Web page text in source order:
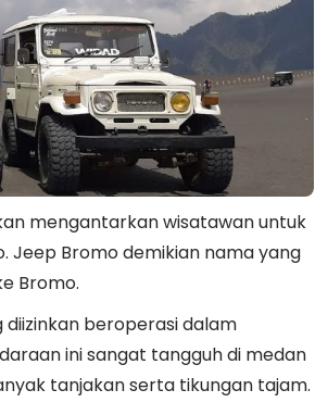
mengantarkan wisatawan untuk
Jeep Bromo demikian nama yang
Bromo.
beroperasi dalam
ini sangat tangguh di medan
tanjakan serta tikungan tajam.